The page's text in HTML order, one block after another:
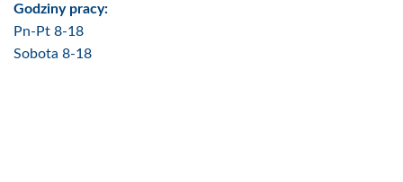
Godziny pracy:
Pn-Pt 8-18
Sobota 8-18